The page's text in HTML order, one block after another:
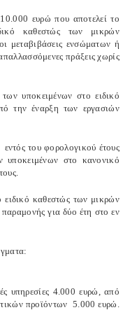
ευρώ που αποτελεί το
καθεστώς των μικρών
μεταβιβάσεις ενσώματων ή
πράξεις χωρίς
υποκειμένων στο ειδικό
την έναρξη των εργασιών
του φορολογικού έτους
υποκειμένων στο κανονικό
ειδικό καθεστώς των μικρών
για δύο έτη στο εν
υπηρεσίες 4.000 ευρώ, από
προϊόντων 5.000 ευρώ.